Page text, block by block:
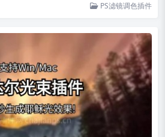
PS滤镜调色插件